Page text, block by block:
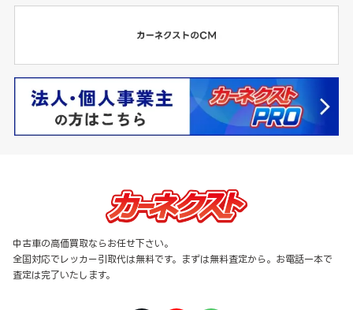
中古車の高価買取ならお任せ下さい。
全国対応でレッカー引取代は無料です。まずは無料査定から。お電話一本で
査定は完了いたします。